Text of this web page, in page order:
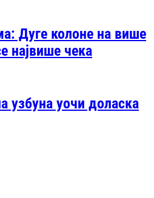
Дуге колоне на више
највише чека
узбуна уочи доласка